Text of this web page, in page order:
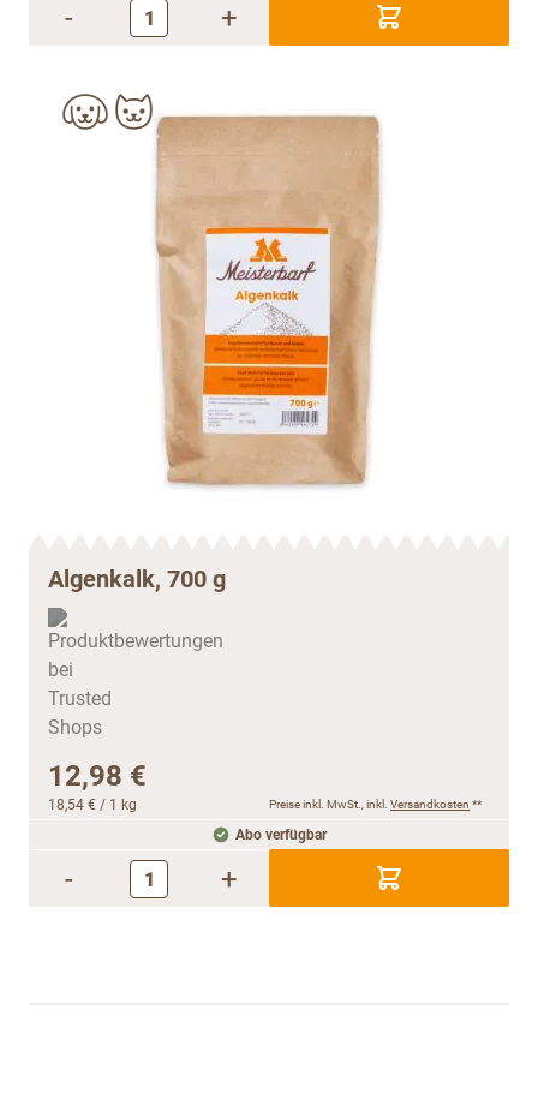
- +
Algenkalk, 700 g
12,98 €
18,54 € / 1 kg Preise inkl. MwSt., inkl. Versandkosten **
Abo verfügbar
- +